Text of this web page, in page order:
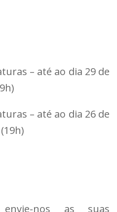
– até ao dia 29 de
– até ao dia 26 de
nos as suas